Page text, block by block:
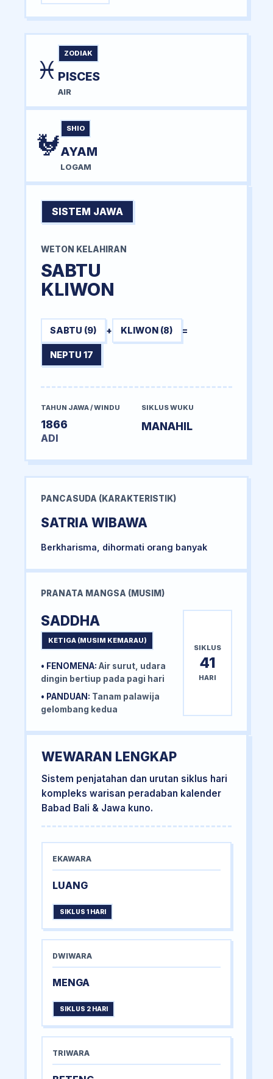
♓
ZODIAK
PISCES
AIR
🐓
SHIO
AYAM
LOGAM
SISTEM JAWA
WETON KELAHIRAN
SABTU
KLIWON
SABTU (9) + KLIWON (8) =
NEPTU 17
TAHUN JAWA / WINDU
1866
ADI
SIKLUS WUKU
MANAHIL
PANCASUDA (KARAKTERISTIK)
SATRIA WIBAWA
Berkharisma, dihormati orang banyak
PRANATA MANGSA (MUSIM)
SADDHA
KETIGA (MUSIM KEMARAU)
• FENOMENA: Air surut, udara
dingin bertiup pada pagi hari
• PANDUAN: Tanam palawija
gelombang kedua
SIKLUS
41
HARI
WEWARAN LENGKAP
Sistem penjatahan dan urutan siklus hari
kompleks warisan peradaban kalender
Babad Bali & Jawa kuno.
EKAWARA
LUANG
SIKLUS 1 HARI
DWIWARA
MENGA
SIKLUS 2 HARI
TRIWARA